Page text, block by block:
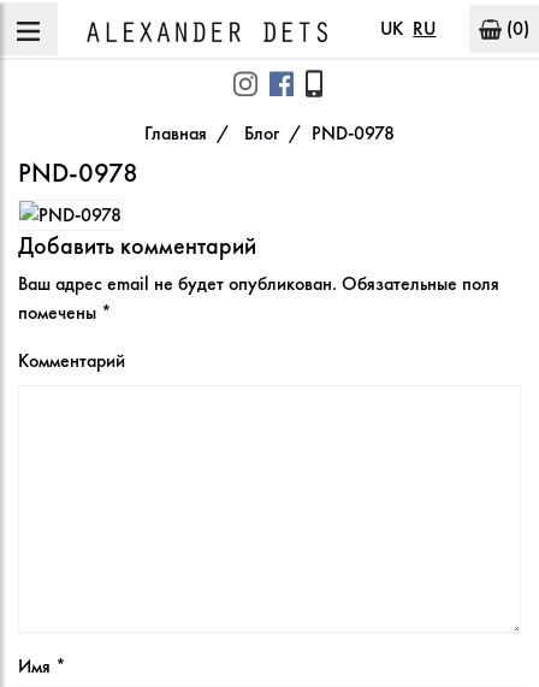
UK RU (0)
Главная Блог PND-0978
PND-0978
Добавить комментарий
Ваш адрес email не будет опубликован. Обязательные поля
помечены *
Комментарий
Имя *